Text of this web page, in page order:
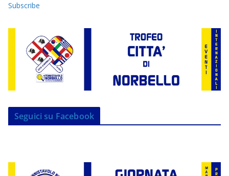
Subscribe
Seguici su Facebook